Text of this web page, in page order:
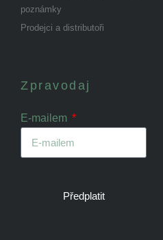
poznámky
Prodejci a distributoři
Zpravodaj
E-mailem
Předplatit